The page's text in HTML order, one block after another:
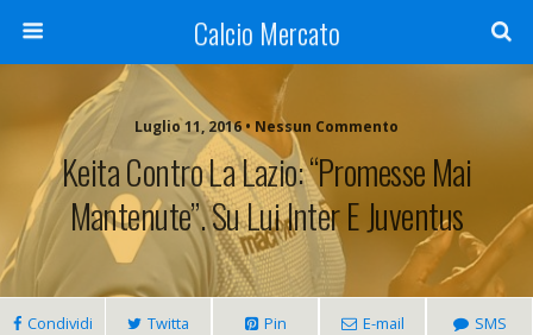
Calcio Mercato
Luglio 11, 2016 • Nessun Commento
Keita Contro La Lazio: “Promesse Mai
Mantenute”. Su Lui Inter E Juventus
Condividi Twitta Pin E-mail SMS